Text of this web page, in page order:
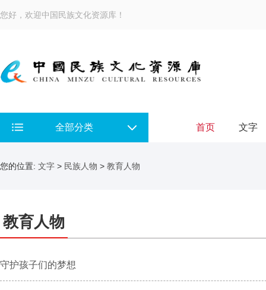
您好，欢迎中国民族文化资源库！
全部分类 首页 文字
您的位置: 文字 > 民族人物 > 教育人物
教育人物
守护孩子们的梦想